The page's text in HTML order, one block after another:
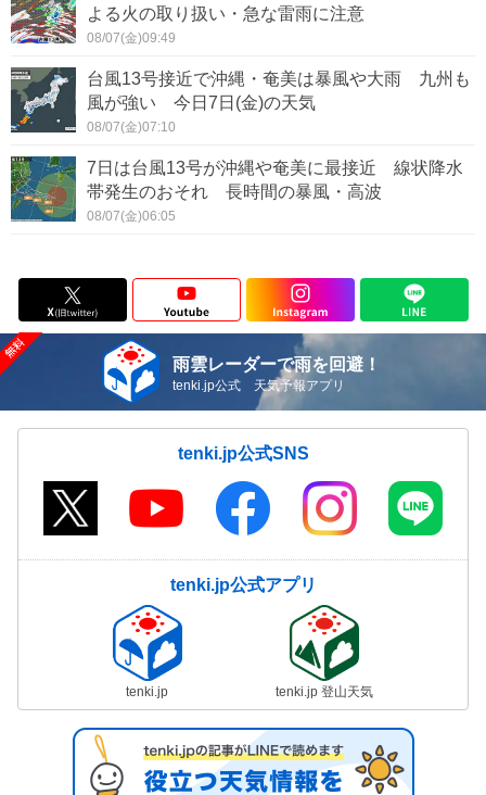
よる火の取り扱い・急な雷雨に注意
08/07(金)09:49
台風13号接近で沖縄・奄美は暴風や大雨 九州も
風が強い 今日7日(金)の天気
08/07(金)07:10
7日は台風13号が沖縄や奄美に最接近 線状降水
帯発生のおそれ 長時間の暴風・高波
08/07(金)06:05
雨雲レーダーで雨を回避！
tenki.jp公式 天気予報アプリ
tenki.jp公式SNS
tenki.jp公式アプリ
tenki.jp tenki.jp 登山天気